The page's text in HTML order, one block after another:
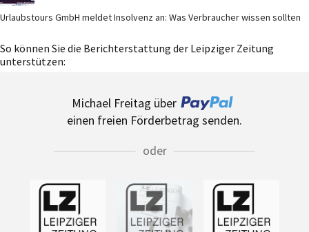
Urlaubstours GmbH meldet Insolvenz an: Was Verbraucher wissen sollten
So können Sie die Berichterstattung der Leipziger Zeitung
unterstützen:
Michael Freitag über
einen freien Förderbetrag senden.
oder